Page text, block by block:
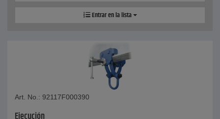
Entrar en la lista
Art. No.: 92117F000390